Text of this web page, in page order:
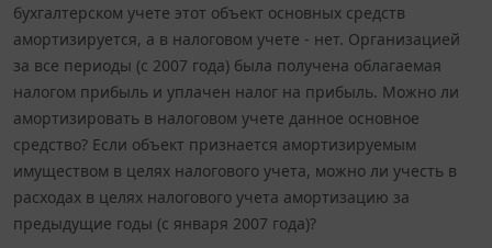
бухгалтерском учете этот объект основных средств
амортизируется, а в налоговом учете - нет. Организацией
за все периоды (с 2007 года) была получена облагаемая
налогом прибыль и уплачен налог на прибыль. Можно ли
амортизировать в налоговом учете данное основное
средство? Если объект признается амортизируемым
имуществом в целях налогового учета, можно ли учесть в
расходах в целях налогового учета амортизацию за
предыдущие годы (с января 2007 года)?